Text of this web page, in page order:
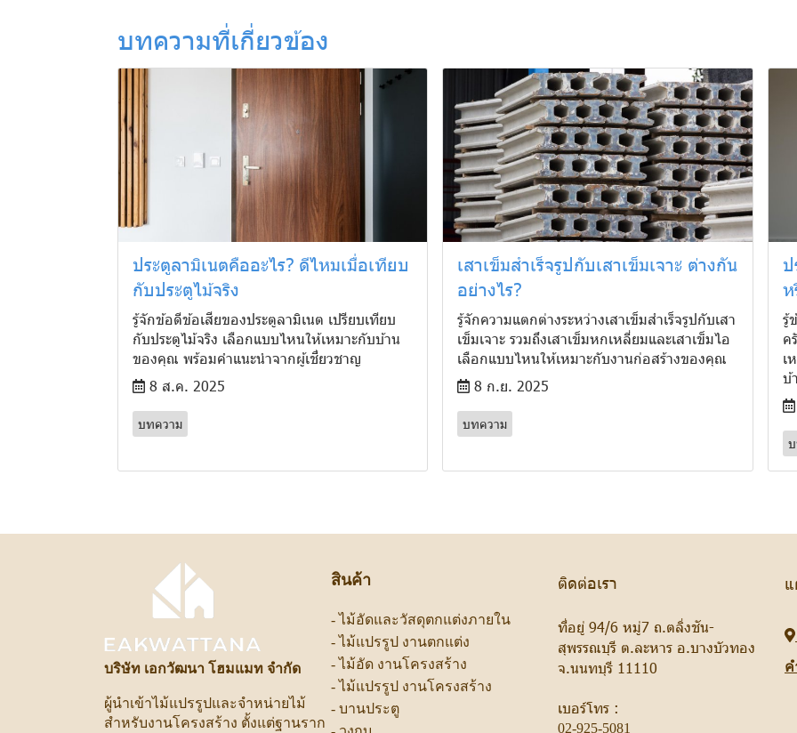
บทความที่เกี่ยวข้อง
ประตูลามิเนตคืออะไร? ดีไหมเมื่อเทียบ
กับประตูไม้จริง
รู้จักข้อดีข้อเสียของประตูลามิเนต เปรียบเทียบ
กับประตูไม้จริง เลือกแบบไหนให้เหมาะกับบ้าน
ของคุณ พร้อมคำแนะนำจากผู้เชี่ยวชาญ
8 ส.ค. 2025
บทความ
เสาเข็มสำเร็จรูปกับเสาเข็มเจาะ ต่างกัน
อย่างไร?
รู้จักความแตกต่างระหว่างเสาเข็มสำเร็จรูปกับเสา
เข็มเจาะ รวมถึงเสาเข็มหกเหลี่ยมและเสาเข็มไอ
เลือกแบบไหนให้เหมาะกับงานก่อสร้างของคุณ
8 ก.ย. 2025
บทความ
ป
ห
รู้
ค
เ
บ้
บริษัท เอกวัฒนา โฮมแมท จำกัด
ผู้นำเข้าไม้แปรรูปและจำหน่ายไม้
สำหรับงานโครงสร้าง ตั้งแต่ฐานราก
สินค้า
-ไม้อัดและวัสดุตกแต่งภายใน
-ไม้แปรรูป งานตกแต่ง
-ไม้อัด งานโครงสร้าง
-ไม้แปรรูป งานโครงสร้าง
- บานประตู
ติดต่อเรา
ที่อยู่ 94/6 หมู่7 ถ.ตลิ่งชัน-
สุพรรณบุรี ต.ละหาร อ.บางบัวทอง
จ.นนทบุรี 11110
เบอร์โทร :
02-925-5081
ค